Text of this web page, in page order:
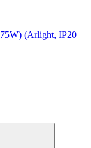
(Arlight, IP20